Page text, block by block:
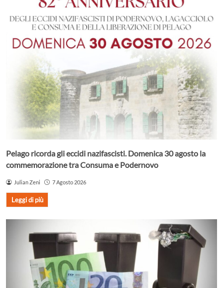
Pelago ricorda gli eccidi nazifascisti. Domenica 30 agosto la
commemorazione tra Consuma e Podernovo
Julian Zeni 7 Agosto 2026
Leggi di più